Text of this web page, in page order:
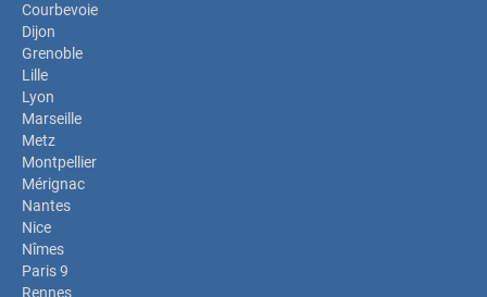
Courbevoie
Dijon
Grenoble
Lille
Lyon
Marseille
Metz
Montpellier
Mérignac
Nantes
Nice
Nîmes
Paris 9
Rennes